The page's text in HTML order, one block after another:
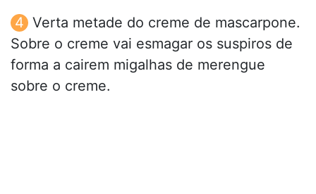
Verta metade do creme de mascarpone.
Sobre o creme vai esmagar os suspiros de
forma a cairem migalhas de merengue
sobre o creme.